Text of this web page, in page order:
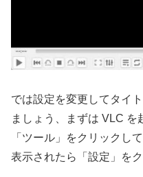
では設定を変更してタイ
ましょう、まずは VLC を
「ツール」をクリックし
表示されたら「設定」をク